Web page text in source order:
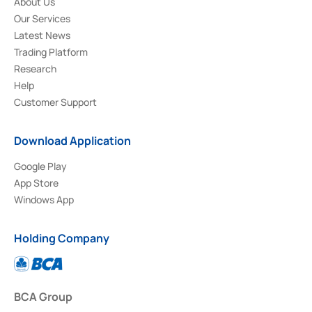
Our Services
Latest News
Trading Platform
Research
Help
Customer Support
Download Application
Google Play
App Store
Windows App
Holding Company
BCA Group